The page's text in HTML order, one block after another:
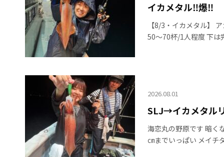
イカメタル‼️爆‼️
【8/3・イカメタル】
50〜70杯/1人程度 下は
2026.08.01
SLJ→イカメタル
海恋丸の野原です 暗く
㎝までいっぱい メイチ